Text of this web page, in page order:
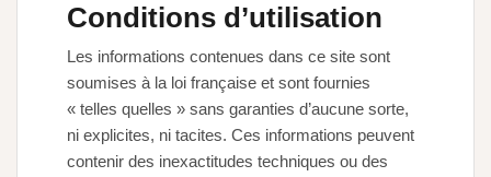
Conditions d’utilisation
Les informations contenues dans ce site sont
soumises à la loi française et sont fournies
« telles quelles » sans garanties d’aucune sorte,
ni explicites, ni tacites. Ces informations peuvent
contenir des inexactitudes techniques ou des